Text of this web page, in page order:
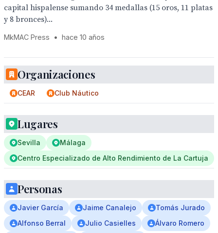
capital hispalense sumando 34 medallas (15 oros, 11 platas
y 8 bronces)...
MkMAC Press • hace 10 años
Organizaciones
CEAR Club Náutico
Lugares
Sevilla
Málaga
Centro Especializado de Alto Rendimiento de La Cartuja
Personas
Javier García Jaime Canalejo
Tomás Jurado
Alfonso Berral
Julio Casielles Álvaro Romero